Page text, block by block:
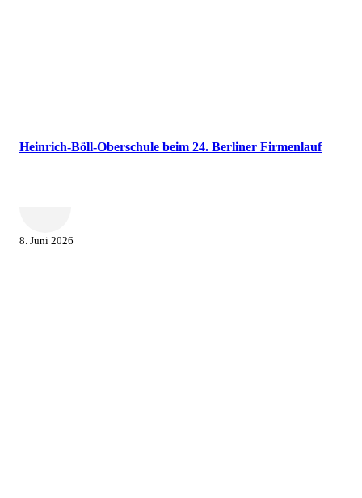
Heinrich-Böll-Oberschule beim 24. Berliner Firmenlauf
8. Juni 2026